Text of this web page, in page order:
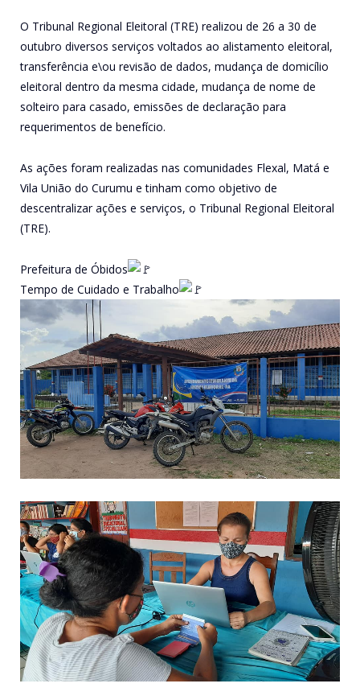
O Tribunal Regional Eleitoral (TRE) realizou de 26 a 30 de
outubro diversos serviços voltados ao alistamento eleitoral,
transferência e\ou revisão de dados, mudança de domicílio
eleitoral dentro da mesma cidade, mudança de nome de
solteiro para casado, emissões de declaração para
requerimentos de benefício.
As ações foram realizadas nas comunidades Flexal, Matá e
Vila União do Curumu e tinham como objetivo de
descentralizar ações e serviços, o Tribunal Regional Eleitoral
(TRE).
Prefeitura de Óbidos
Tempo de Cuidado e Trabalho